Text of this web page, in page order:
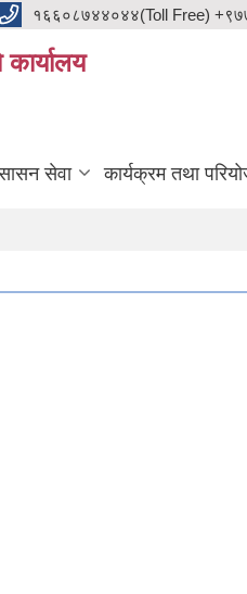
१६६०८७४४०४४(Toll Free)
सेवा कार्यक्रम तथा